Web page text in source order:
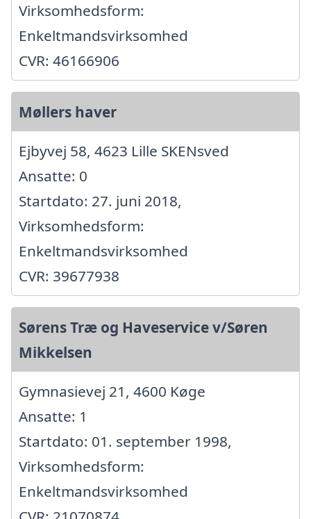
Virksomhedsform:
Enkeltmandsvirksomhed
CVR: 46166906
Møllers haver
Ejbyvej 58, 4623 Lille SKENsved
Ansatte: 0
Startdato: 27. juni 2018,
Virksomhedsform:
Enkeltmandsvirksomhed
CVR: 39677938
Sørens Træ og Haveservice v/Søren
Mikkelsen
Gymnasievej 21, 4600 Køge
Ansatte: 1
Startdato: 01. september 1998,
Virksomhedsform:
Enkeltmandsvirksomhed